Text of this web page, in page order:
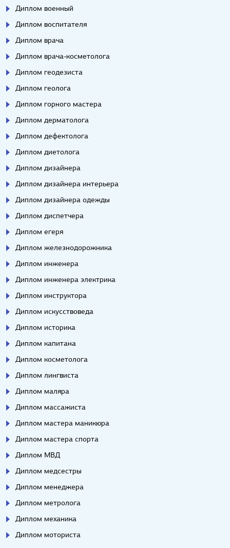
Диплом военный
Диплом воспитателя
Диплом врача
Диплом врача-косметолога
Диплом геодезиста
Диплом геолога
Диплом горного мастера
Диплом дерматолога
Диплом дефектолога
Диплом диетолога
Диплом дизайнера
Диплом дизайнера интерьера
Диплом дизайнера одежды
Диплом диспетчера
Диплом егеря
Диплом железнодорожника
Диплом инженера
Диплом инженера электрика
Диплом инструктора
Диплом искусствоведа
Диплом историка
Диплом капитана
Диплом косметолога
Диплом лингвиста
Диплом маляра
Диплом массажиста
Диплом мастера маникюра
Диплом мастера спорта
Диплом МВД
Диплом медсестры
Диплом менеджера
Диплом метролога
Диплом механика
Диплом моториста